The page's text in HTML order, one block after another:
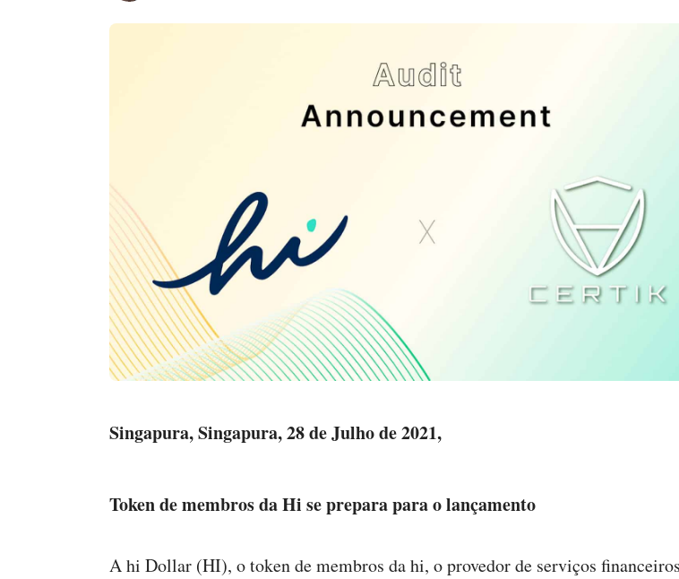
Singapura, Singapura, 28 de Julho de 2021,
Token de membros da Hi se prepara para o lançamento
A hi Dollar (HI), o token de membros da hi, o provedor de serviços financeiros